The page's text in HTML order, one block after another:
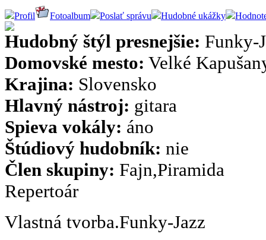
Profil Fotoalbum Poslať správu Hudobné ukážky
Hudobný štýl presnejšie: Funky-
Domovské mesto: Velké
Krajina: Slovensko
Hlavný nástroj: gitara
Spieva vokály: áno
Štúdiový hudobník: nie
Člen skupiny: Fajn,Piramida
Repertoár
Vlastná tvorba.Funky-Jazz